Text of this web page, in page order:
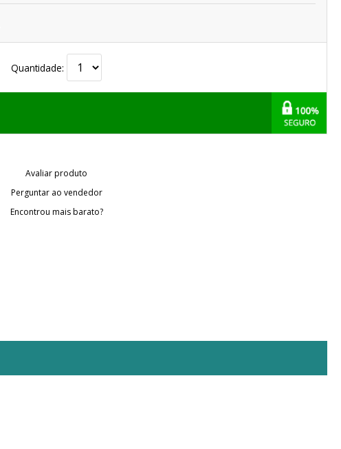
Quantidade:
Avaliar produto
Perguntar ao vendedor
Encontrou mais barato?